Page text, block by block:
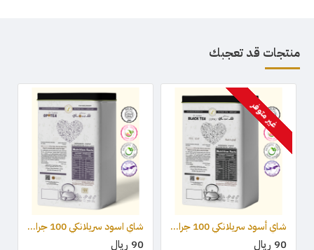
منتجات قد تعجبك
غير متوفر
شاي أسود سريلانكي 100 جرام - OPA
90 ريال
شاي اسود سريلانكي 100 جرام - OP1
90 ريال